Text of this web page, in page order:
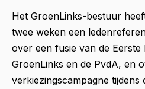
Het GroenLinks-bestuur
twee weken een
over een fusie van de
GroenLinks en de PvdA, en
verkiezingscampagne tijdens